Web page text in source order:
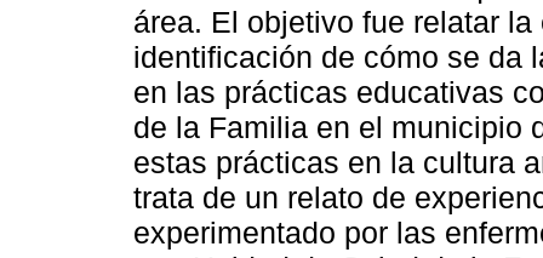
área. El objetivo fue relatar
identificación de cómo se da
en las prácticas educativas
de la Familia en el municipio
estas prácticas en la cultura
trata de un relato de
experimentado por las